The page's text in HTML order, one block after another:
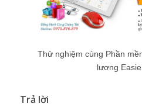
Thử nghiệm cùng Phần
lương
Trả lời